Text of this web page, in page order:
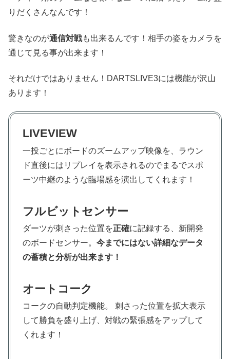
りだくさんなんです！
驚きなのが通信対戦も出来るんです！相手の姿をカメラを
通じて見る事が出来ます！
それだけではありません！DARTSLIVE3には機能が沢山
あります！
LIVEVIEW
一投ごとにボードのズームアップ映像を、ラウン
ド直後にはリプレイを表示されるのでまるでスポ
ーツ中継のような臨場感を演出してくれます！
フルビットセンサー
ダーツが刺さった位置を正確に記録する、新開発
のボードセンサー。 今までにはない詳細なデータ
の蓄積と分析が出来ます！
オートコーク
コークの自動判定機能。 刺さった位置を拡大表示
して勝負を盛り上げ、対戦の緊張感をアップして
くれます！